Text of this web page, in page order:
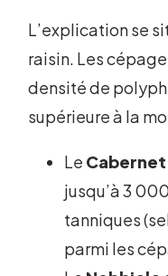
L’explication se
raisin. Les
densité de
supérieure à la
Le Cabernet
jusqu’à 3
tanniques
parmi les